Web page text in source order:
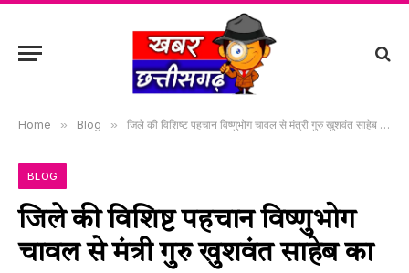
Home » Blog » जिले की विशिष्ट पहचान विष्णुभोग चावल से मंत्री गुरु खुशवंत साहेब का सम्मान
BLOG
जिले की विशिष्ट पहचान विष्णुभोग
चावल से मंत्री गुरु खुशवंत साहेब का